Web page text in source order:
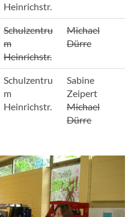
Heinrichstr.
Schulzentru
m
Heinrichstr.
Michael
Dürre
Schulzentru
m
Heinrichstr.
Sabine
Zeipert
Michael
Dürre